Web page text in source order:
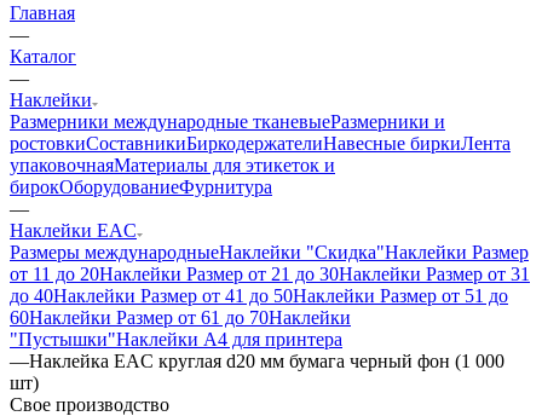
Главная
—
Каталог
—
Наклейки
Размерники международные тканевыеРазмерники и
ростовкиСоставникиБиркодержателиНавесные биркиЛента
упаковочнаяМатериалы для этикеток и
бирокОборудованиеФурнитура
—
Наклейки EAC
Размеры международныеНаклейки "Скидка"Наклейки Размер
от 11 до 20Наклейки Размер от 21 до 30Наклейки Размер от 31
до 40Наклейки Размер от 41 до 50Наклейки Размер от 51 до
60Наклейки Размер от 61 до 70Наклейки
"Пустышки"Наклейки А4 для принтера
—Наклейка EAC круглая d20 мм бумага черный фон (1 000
шт)
Свое производство